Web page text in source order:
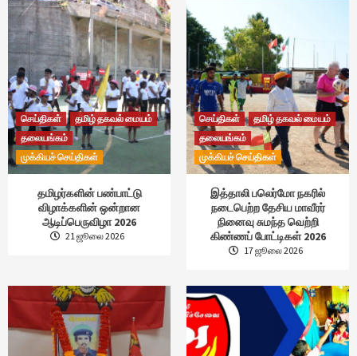
செய்திகள்
தமிழ் தகவல் மையம்
தலையங்கம்
முக்கியச் செய்திகள்
தமிழர்களின் பண்பாட்டு
விழாக்களின் ஒன்றான
ஆடிப்பெருவிழா 2026
21 ஜூலை 2026
செய்திகள்
தமிழ் தகவல் மையம்
தலையங்கம்
முக்கியச் செய்திகள்
இத்தாலி பலெர்மோ நகரில்
நடைபெற்ற தேசிய மாவீரர்
நினைவு சுமந்த வெற்றி
கிண்ணப் போட்டிகள் 2026
17 ஜூலை 2026